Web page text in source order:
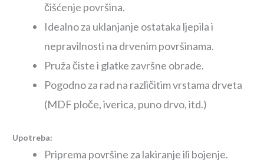
čišćenje površina.
Idealno za uklanjanje ostataka ljepila i
nepravilnosti na drvenim površinama.
Pruža čiste i glatke završne obrade.
Pogodno za rad na različitim vrstama drveta
(MDF ploče, iverica, puno drvo, itd.)
Upotreba:
Priprema površine za lakiranje ili bojenje.